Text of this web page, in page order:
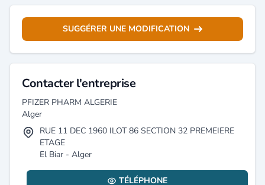
SUGGÉRER UNE MODIFICATION
Contacter l'entreprise
PFIZER PHARM ALGERIE
Alger
RUE 11 DEC 1960 ILOT 86 SECTION 32 PREMEIERE
ETAGE
El Biar - Alger
TÉLÉPHONE